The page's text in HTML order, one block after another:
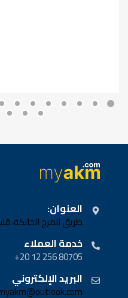
العنوان:
طريق المرج الخانكة،
خدمة العملاء
80705 256 12 20+
البريد الإلكتروني